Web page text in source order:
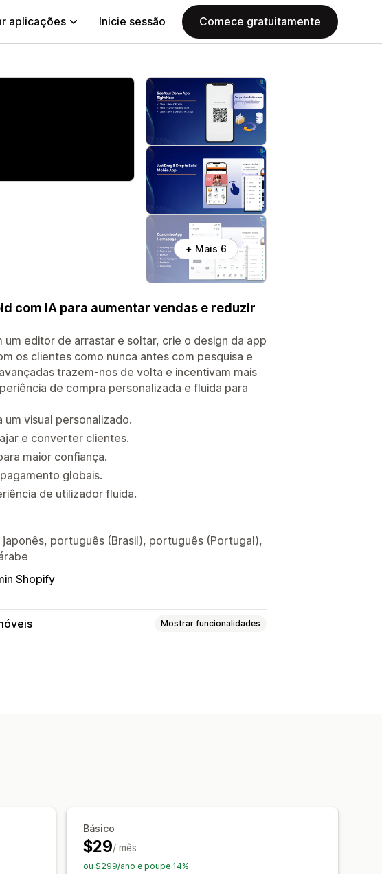
aplicações Inicie sessão Comece gratuitamente
+ Mais 6
com IA para aumentar vendas e reduzir
editor de arrastar e soltar, crie o design da app
os clientes como nunca antes com pesquisa e
trazem-nos de volta e incentivam mais
de compra personalizada e fluida para
visual personalizado.
e converter clientes.
maior confiança.
globais.
de utilizador fluida.
português (Brasil), português (Portugal),
Shopify
Mostrar funcionalidades
personalizadas
Básico
$29/ mês
ou $299/ano e poupe 14%